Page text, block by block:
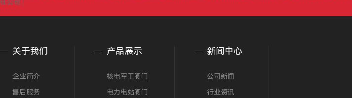
任公司
关于我们
企业简介
售后服务
产品展示
核电军工阀门
电力电站阀门
新闻中心
公司新闻
行业资讯